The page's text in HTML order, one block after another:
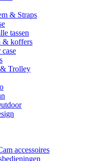
& Straps
tassen
& koffers
Trolley
accessoires